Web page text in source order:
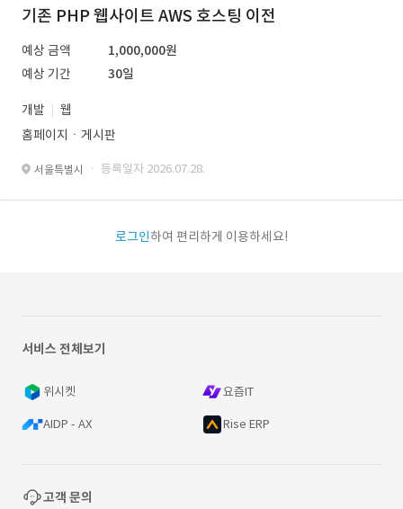
기존 PHP 웹사이트 AWS 호스팅 이전
예상 금액
1,000,000원
예상 기간
30일
개발
웹
홈페이지ㆍ게시판
서울특별시 · 등록일자 2026.07.28.
로그인하여 편리하게 이용하세요!
서비스 전체보기
위시켓 요즘IT
AIDP - AX Rise ERP
고객 문의